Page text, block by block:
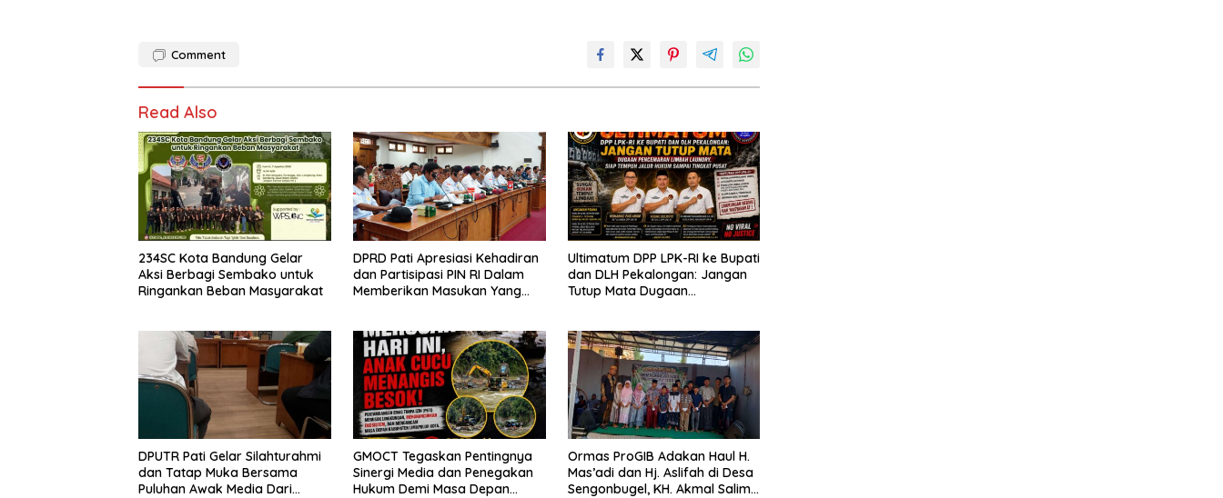
Comment
Read Also
234SC Kota Bandung Gelar
Aksi Berbagi Sembako untuk
Ringankan Beban Masyarakat
DPRD Pati Apresiasi Kehadiran
dan Partisipasi PIN RI Dalam
Memberikan Masukan Yang
Ultimatum DPP LPK-RI ke Bupati
dan DLH Pekalongan: Jangan
Tutup Mata Dugaan
Sampai Tingkat Pusat
DPUTR Pati Gelar Silahturahmi
dan Tatap Muka Bersama
Puluhan Awak Media Dari
GMOCT Tegaskan Pentingnya
Sinergi Media dan Penegakan
Hukum Demi Masa Depan
Ormas ProGIB Adakan Haul H.
Mas’adi dan Hj. Aslifah di Desa
Sengonbugel, KH. Akmal Salim